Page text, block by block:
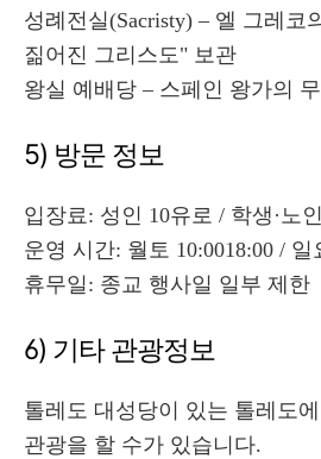
성례전실(Sacristy) – 엘 그레코
짊어진 그리스도" 보관
왕실 예배당 – 스페인 왕가의
5) 방문 정보
입장료: 성인 10유로 / 학생·노
운영 시간: 월토 10:0018:00 / 일
휴무일: 종교 행사일 일부 제한
6) 기타 관광정보
톨레도 대성당이 있는 톨레도
관광을 할 수가 있습니다.